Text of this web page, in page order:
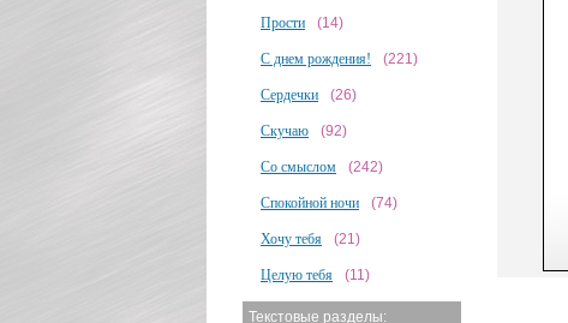
Прости (14)
С днем рождения! (221)
Сердечки (26)
Скучаю (92)
Со смыслом (242)
Спокойной ночи (74)
Хочу тебя (21)
Целую тебя (11)
Текстовые разделы: